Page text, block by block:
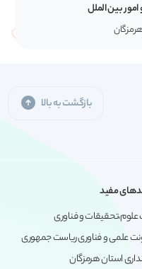
بین الملل
بازگشت به بالا
مفید
علوم،تحقیقات و فناوری
علمی و فناوری ریاست جمهوری
استان هرمزگان